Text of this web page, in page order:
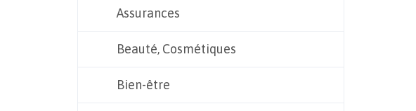
Assurances
Beauté, Cosmétiques
Bien-être